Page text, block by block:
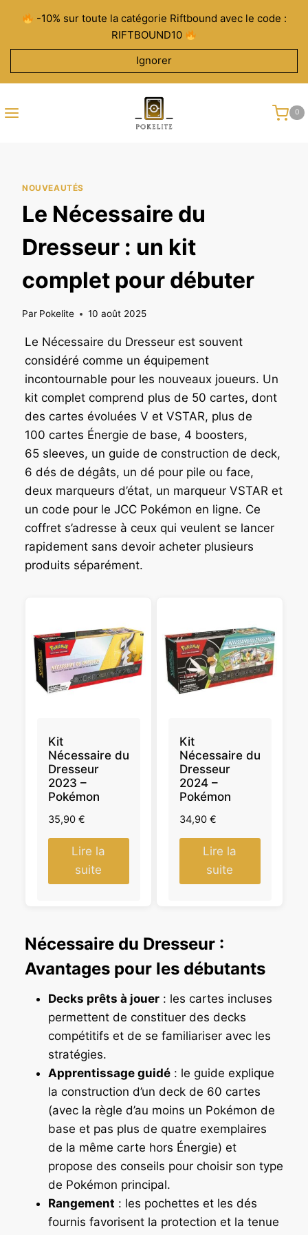
contenu
-10% sur toute la catégorie Riftbound avec le code :
RIFTBOUND10
Ignorer
0
NOUVEAUTÉS
Le Nécessaire du
Dresseur : un kit
complet pour débuter
Par Pokelite 10 août 2025
Le Nécessaire du Dresseur est souvent
considéré comme un équipement
incontournable pour les nouveaux joueurs. Un
kit complet comprend plus de 50 cartes, dont
des cartes évoluées V et VSTAR, plus de
100 cartes Énergie de base, 4 boosters,
65 sleeves, un guide de construction de deck,
6 dés de dégâts, un dé pour pile ou face,
deux marqueurs d’état, un marqueur VSTAR et
un code pour le JCC Pokémon en ligne. Ce
coffret s’adresse à ceux qui veulent se lancer
rapidement sans devoir acheter plusieurs
produits séparément.
Kit
Nécessaire du
Dresseur
2023 –
Pokémon
35,90 €
Lire la
suite
Kit
Nécessaire du
Dresseur
2024 –
Pokémon
34,90 €
Lire la
suite
Nécessaire du Dresseur :
Avantages pour les débutants
Decks prêts à jouer : les cartes incluses
permettent de constituer des decks
compétitifs et de se familiariser avec les
stratégies.
Apprentissage guidé : le guide explique
la construction d’un deck de 60 cartes
(avec la règle d’au moins un Pokémon de
base et pas plus de quatre exemplaires
de la même carte hors Énergie) et
propose des conseils pour choisir son type
de Pokémon principal.
Rangement : les pochettes et les dés
fournis favorisent la protection et la tenue